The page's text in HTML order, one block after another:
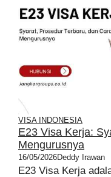
VISA INDONESIA
E23 Visa Kerja:
Mengurusnya
16/05/2026Deddy Irawan
E23 Visa Kerja